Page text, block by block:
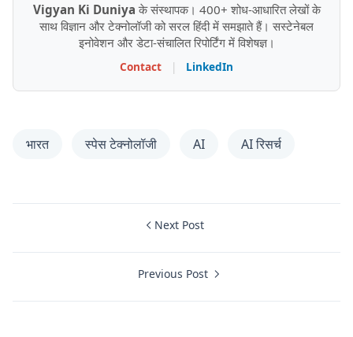
Vigyan Ki Duniya के संस्थापक। 400+ शोध-आधारित लेखों के
साथ विज्ञान और टेक्नोलॉजी को सरल हिंदी में समझाते हैं। सस्टेनेबल
इनोवेशन और डेटा-संचालित रिपोर्टिंग में विशेषज्ञ।
Contact | LinkedIn
भारत स्पेस टेक्नोलॉजी AI AI रिसर्च
Next Post
Previous Post